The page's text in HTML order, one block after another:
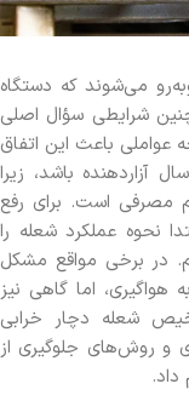
می‌شوند که دستگاه
شرایطی سؤال اصلی
عواملی باعث این اتفاق
باشد، زیرا
مصرفی است. برای رفع
نحوه عملکرد شعله را
در برخی مواقع مشکل
هواگیری، اما گاهی نیز
شعله دچار خرابی
و روش‌های جلوگیری از